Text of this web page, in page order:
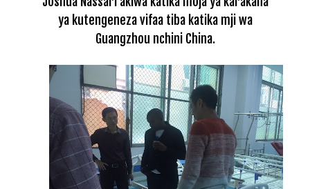
ya kutengeneza vifaa tiba katika mji wa
Guangzhou nchini China.